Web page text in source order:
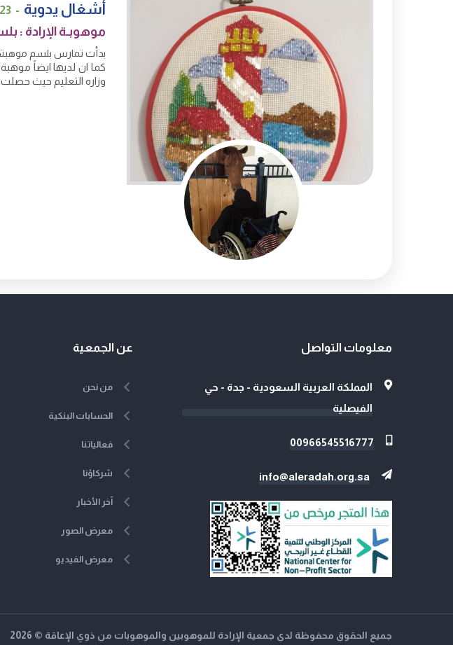
أشغال يدوية 23 سنة
موهوبـة الإرادة :
بدأت تمارس بلسم
وزاره التعليم حيث
معلومات التواصل
المملكة العربية السعودية - جدة - حي
الفيصلية
00966545516777
info@aleradah.org.sa
عن الجمعية
من نحن
الحسابات البنكية
فعالياتنا
شركاؤنا
آخر الأخبار
معرض الصور
معرض الفيديو
جميع الحقوق محفوظة لدى جمعية الإرادة للموهوبين والموهوبات من ذوي الإعاقة © 2026